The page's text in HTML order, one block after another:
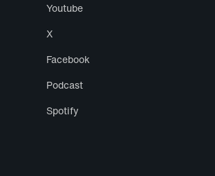
Youtube
X
Facebook
Podcast
Spotify